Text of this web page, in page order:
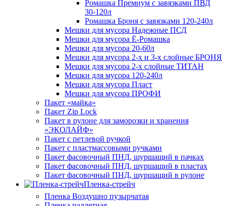
Ромашка Премиум с завязками ПВД
30-120л
Ромашка Броня с завязками 120-240л
Мешки для мусора Надежные ПСД
Мешки для мусора Ё-Ромашка
Мешки для мусора 20-60л
Мешки для мусора 2-х и 3-х слойные БРОНЯ
Мешки для мусора 2-х слойные ТИТАН
Мешки для мусора 120-240л
Мешки для мусора Пласт
Мешки для мусора ПРОФИ
Пакет «майка»
Пакет Zip Lock
Пакет в рулоне для заморозки и хранения
«ЭКОЛАЙФ»
Пакет с петлевой ручкой
Пакет с пластмассовыми ручками
Пакет фасовочный ПНД, шуршащий в пачках
Пакет фасовочный ПНД, шуршащий в пластах
Пакет фасовочный ПНД, шуршащий в рулоне
Пленка-стрейч
Пленка Воздушно пузырчатая